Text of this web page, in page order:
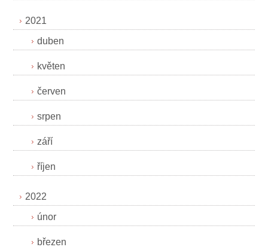
2021
duben
květen
červen
srpen
září
říjen
2022
únor
březen